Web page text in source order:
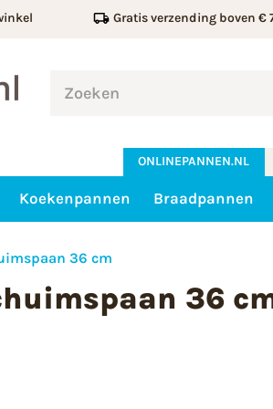
Gratis verzending boven €
ONLINEPANNEN.NL
Koekenpannen Braadpannen
36 cm
36